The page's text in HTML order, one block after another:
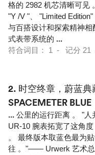
格的 2982 机芯清晰可见
"Y /V "、 "Limited
与百搭设计和探索精神
式表带系统的 ...
符合词目： 1 - 记分 21
2. 时空终章，蔚蓝典
SPACEMETER BLUE
... 公里的运行距离 。 "人
UR-10 腕表拓宽了这角
。 最终版本取蓝色最为
往 。"—— Urwerk 艺术总